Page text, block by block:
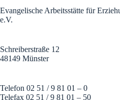
Evangelische Arbeitsstätte für
e.V.
Schreiberstraße 12
48149 Münster
Telefon 02 51 / 9 81 01 – 0
Telefax 02 51 / 9 81 01 – 50